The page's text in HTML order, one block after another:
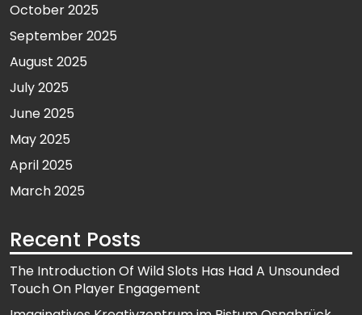
October 2025
September 2025
August 2025
July 2025
June 2025
May 2025
April 2025
March 2025
Recent Posts
The Introduction Of Wild Slots Has Had A Unsounded
Touch On Player Engagement